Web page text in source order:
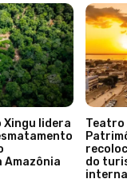
Xingu lidera
Amazônia
Teatro
do